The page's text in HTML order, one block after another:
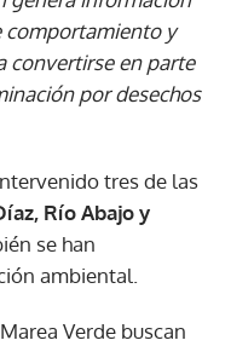
comportamiento y
convertirse en parte
por desechos
tres de las
Río Abajo y
se han
ambiental.
Verde buscan